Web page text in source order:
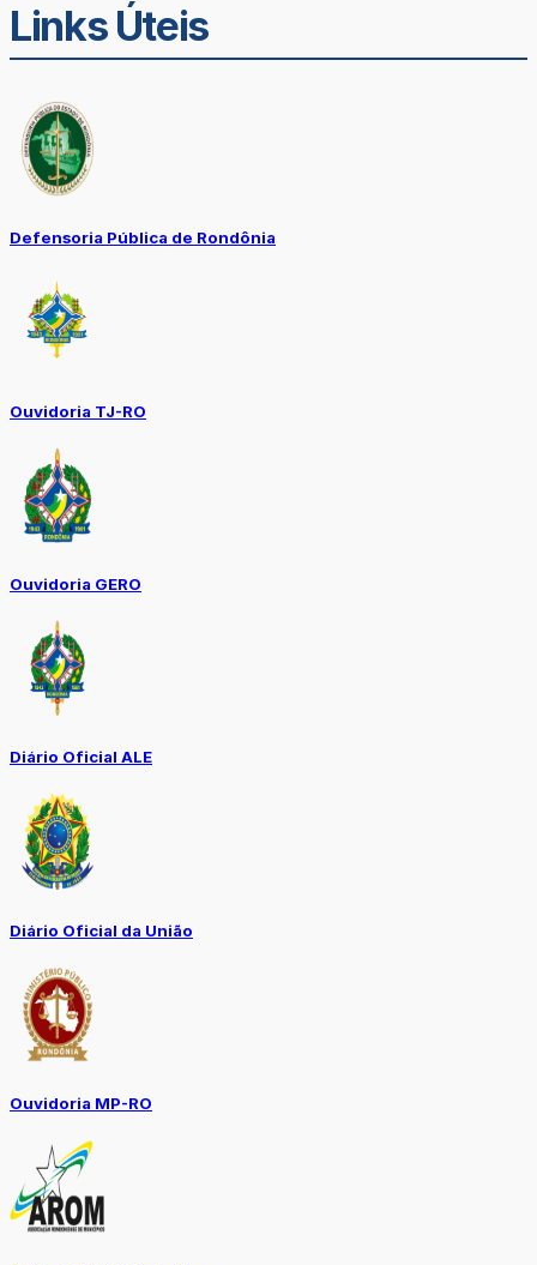
Links Úteis
Defensoria Pública de Rondônia
Ouvidoria TJ-RO
Ouvidoria GERO
Diário Oficial ALE
Diário Oficial da União
Ouvidoria MP-RO